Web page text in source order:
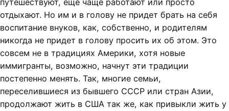
путешествуют, еще чаще работают или просто
отдыхают. Но им и в голову не придет брать на себя
воспитание внуков, как, собственно, и родителям
никогда не придет в голову просить их об этом. Это
совсем не в традициях Америки, хотя новые
иммигранты, возможно, начнут эти традиции
постепенно менять. Так, многие семьи,
переселившиеся из бывшего СССР или стран Азии,
продолжают жить в США так же, как привыкли жить у